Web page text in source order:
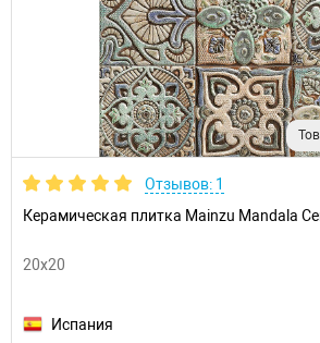
Отзывов: 1
Керамическая плитка Mainzu Mandala
20x20
Испания